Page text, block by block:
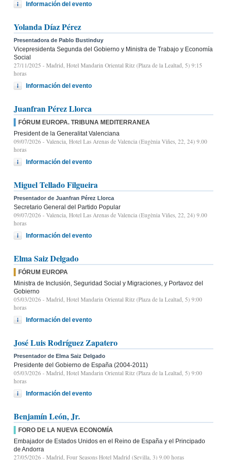
Información del evento
Yolanda Díaz Pérez
Presentadora de Pablo Bustinduy
Vicepresidenta Segunda del Gobierno y Ministra de Trabajo y Economía
Social
27/11/2025 - Madrid, Hotel Mandarin Oriental Ritz (Plaza de la Lealtad, 5) 9:15
horas
Información del evento
Juanfran Pérez Llorca
FÓRUM EUROPA. TRIBUNA MEDITERRANEA
President de la Generalitat Valenciana
09/07/2026 - Valencia, Hotel Las Arenas de Valencia (Eugènia Viñes, 22, 24) 9.00
horas
Información del evento
Miguel Tellado Filgueira
Presentador de Juanfran Pérez Llorca
Secretario General del Partido Popular
09/07/2026 - Valencia, Hotel Las Arenas de Valencia (Eugènia Viñes, 22, 24) 9.00
horas
Información del evento
Elma Saiz Delgado
FÓRUM EUROPA
Ministra de Inclusión, Seguridad Social y Migraciones, y Portavoz del
Gobierno
05/03/2026 - Madrid, Hotel Mandarin Oriental Ritz (Plaza de la Lealtad, 5) 9:00
horas
Información del evento
José Luis Rodríguez Zapatero
Presentador de Elma Saiz Delgado
Presidente del Gobierno de España (2004-2011)
05/03/2026 - Madrid, Hotel Mandarin Oriental Ritz (Plaza de la Lealtad, 5) 9:00
horas
Información del evento
Benjamín León, Jr.
FORO DE LA NUEVA ECONOMÍA
Embajador de Estados Unidos en el Reino de España y el Principado
de Andorra
27/05/2026 - Madrid, Four Seasons Hotel Madrid (Sevilla, 3) 9.00 horas